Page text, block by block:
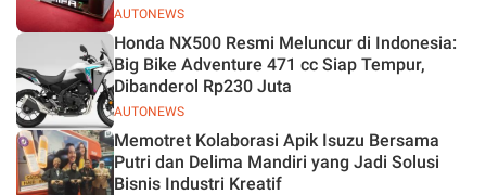
AUTONEWS
AUTONEWS
Honda NX500 Resmi Meluncur di Indonesia:
Big Bike Adventure 471 cc Siap Tempur,
Dibanderol Rp230 Juta
Memotret Kolaborasi Apik Isuzu Bersama
Putri dan Delima Mandiri yang Jadi Solusi
Bisnis Industri Kreatif